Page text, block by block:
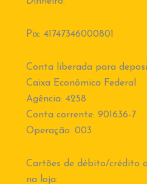
Pix: 41747346000801
Conta liberada para
Caixa Econômica Federal
Agência: 4258
Conta corrente: 901636-7
Operação: 003
Cartões de débito/crédito
na loja: